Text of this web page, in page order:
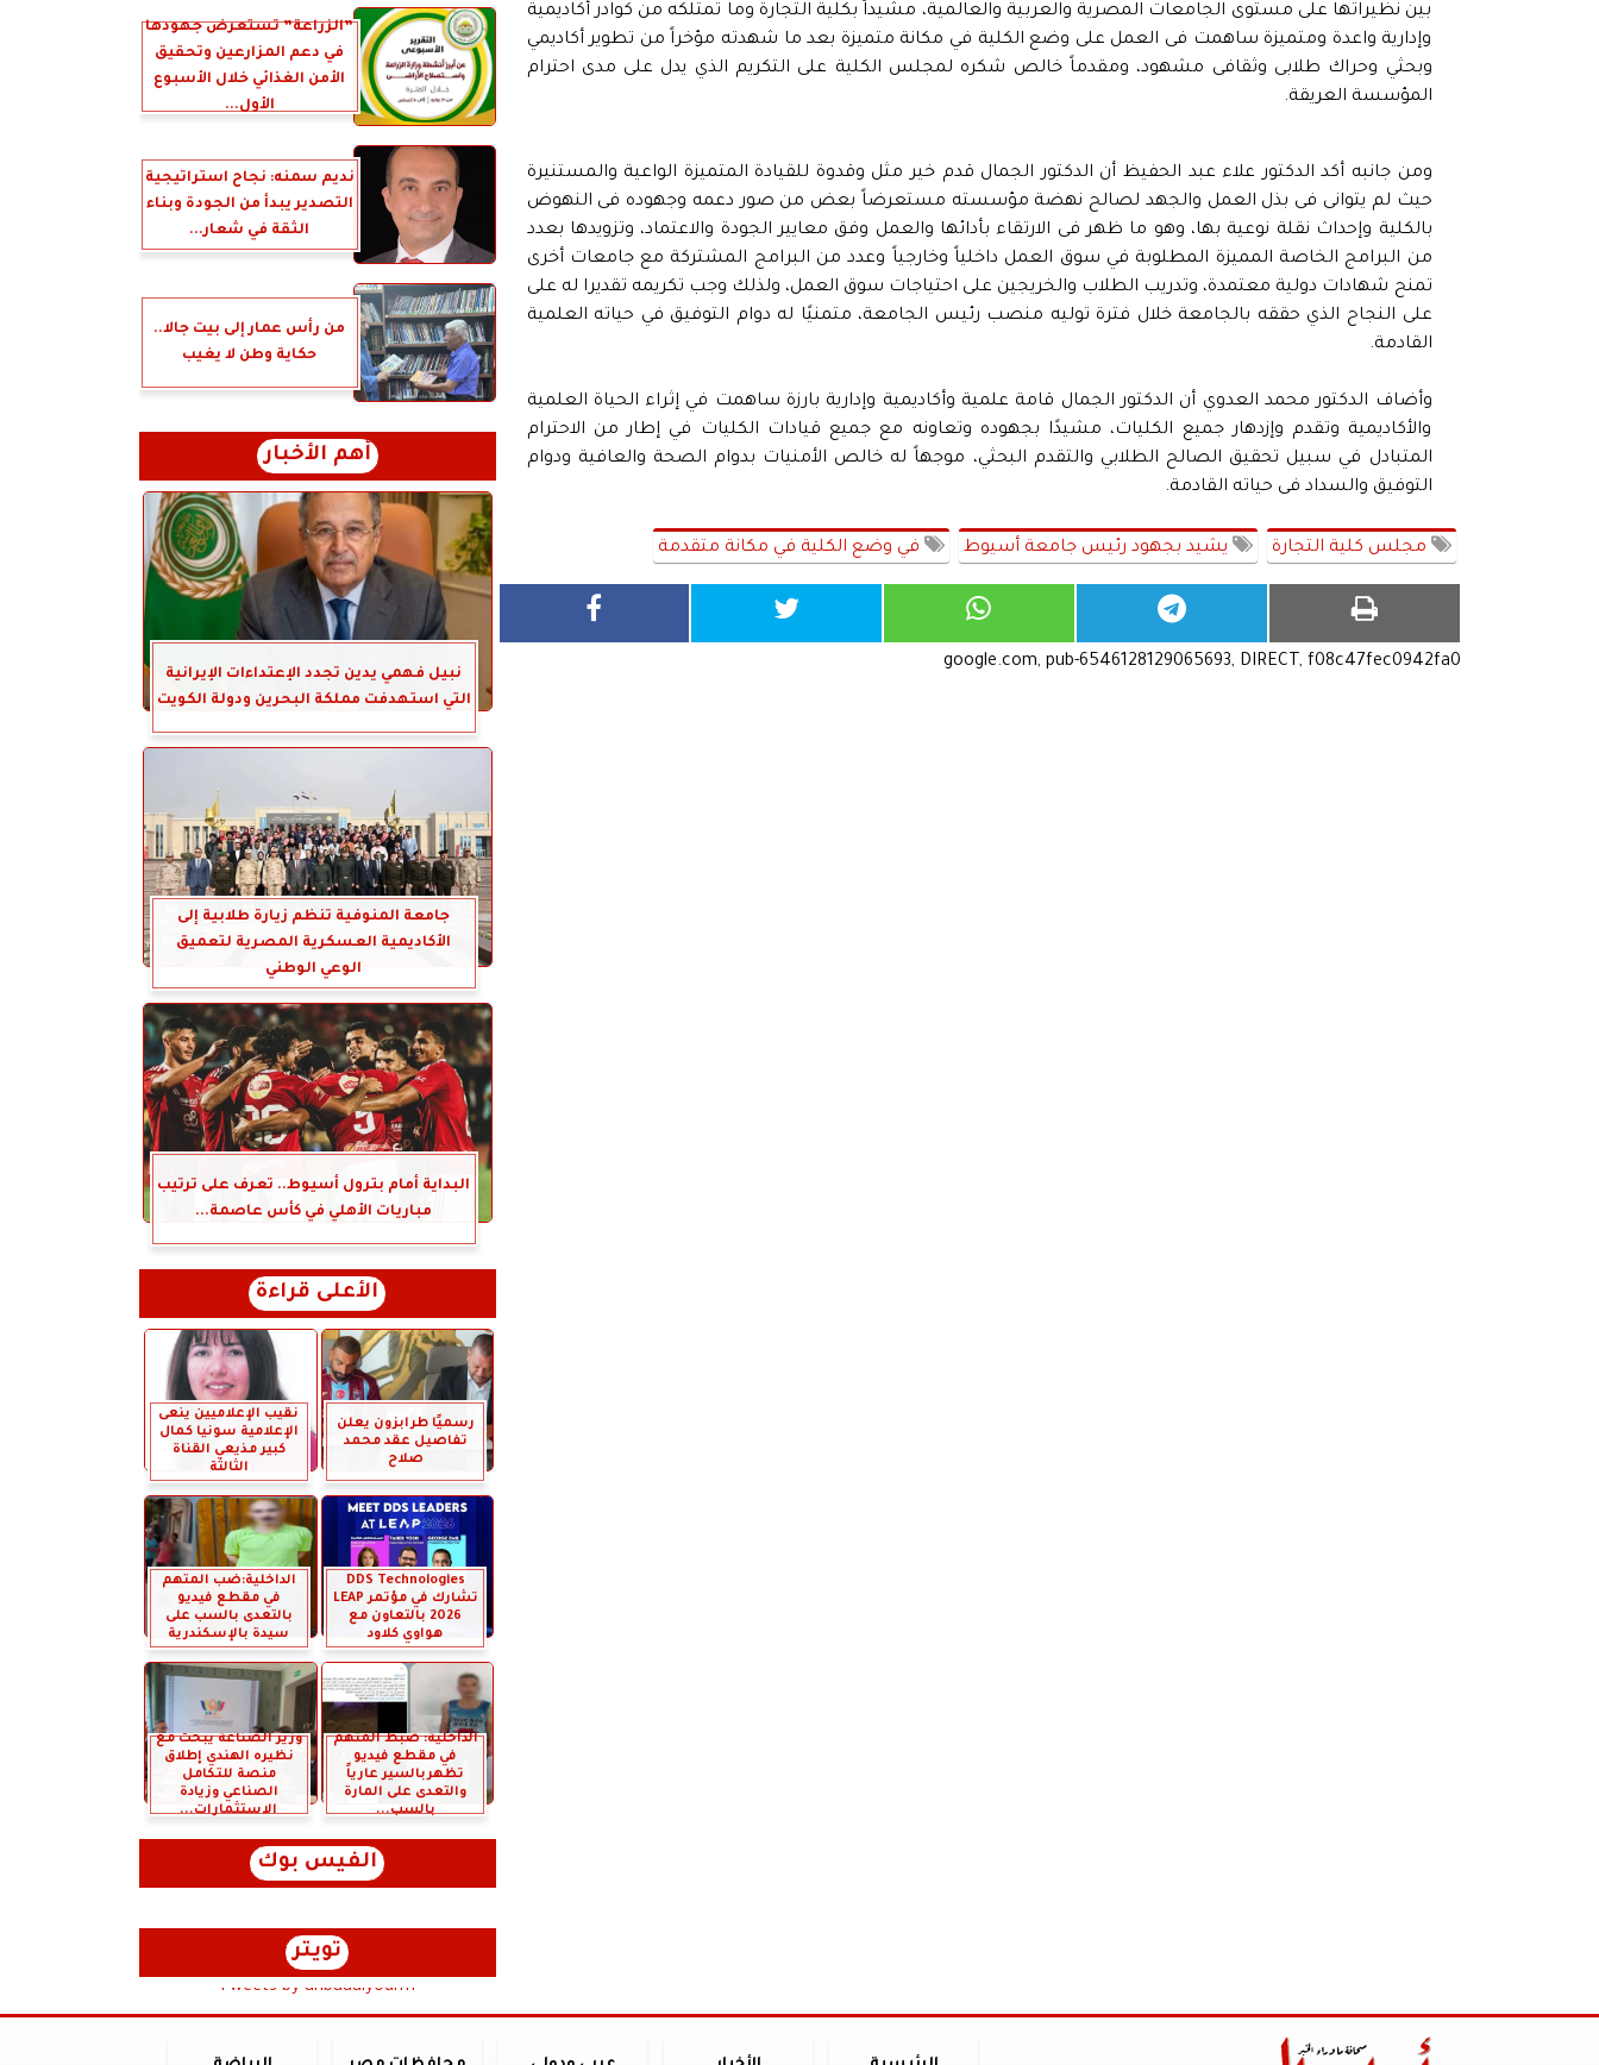
بين نظيراتها على مستوى الجامعات المصرية والعربية والعالمية، مشيداً بكلية التجارة وما تمتلكه من كوادر أكاديمية
وإدارية واعدة ومتميزة ساهمت فى العمل على وضع الكلية في مكانة متميزة بعد ما شهدته مؤخراً من تطوير أكاديمي
وبحثي وحراك طلابى وثقافى مشهود، ومقدماً خالص شكره لمجلس الكلية على التكريم الذي يدل على مدى احترام
المؤسسة العريقة.
ومن جانبه أكد الدكتور علاء عبد الحفيظ أن الدكتور الجمال قدم خير مثل وقدوة للقيادة المتميزة الواعية والمستنيرة
حيث لم يتوانى فى بذل العمل والجهد لصالح نهضة مؤسسته مستعرضاً بعض من صور دعمه وجهوده فى النهوض
بالكلية وإحداث نقلة نوعية بها، وهو ما ظهر فى الارتقاء بأدائها والعمل وفق معايير الجودة والاعتماد، وتزويدها بعدد
من البرامج الخاصة المميزة المطلوبة في سوق العمل داخلياً وخارجياً وعدد من البرامج المشتركة مع جامعات أخرى
تمنح شهادات دولية معتمدة، وتدريب الطلاب والخريجين على احتياجات سوق العمل، ولذلك وجب تكريمه تقديرا له على
على النجاح الذي حققه بالجامعة خلال فترة توليه منصب رئيس الجامعة، متمنيًا له دوام التوفيق في حياته العلمية
القادمة.
وأضاف الدكتور محمد العدوي أن الدكتور الجمال قامة علمية وأكاديمية وإدارية بارزة ساهمت في إثراء الحياة العلمية
والأكاديمية وتقدم وإزدهار جميع الكليات، مشيدًا بجهوده وتعاونه مع جميع قيادات الكليات في إطار من الاحترام
المتبادل في سبيل تحقيق الصالح الطلابي والتقدم البحثي، موجهاً له خالص الأمنيات بدوام الصحة والعافية ودوام
التوفيق والسداد فى حياته القادمة.
مجلس كلية التجارة يشيد بجهود رئيس جامعة أسيوط في وضع الكلية في مكانة متقدمة
google.com, pub-6546128129065693, DIRECT, f08c47fec0942fa0
”الزراعة” تستعرض جهودها
في دعم المزارعين وتحقيق
الأمن الغذائي خلال الأسبوع
الأول...
نديم سمنه: نجاح استراتيجية
التصدير يبدأ من الجودة وبناء
الثقة في شعار...
من رأس عمار إلى بيت جالا..
حكاية وطن لا يغيب
أهم الأخبار
نبيل فهمي يدين تجدد الإعتداءات الإيرانية
التي استهدفت مملكة البحرين ودولة الكويت
جامعة المنوفية تنظم زيارة طلابية إلى
الأكاديمية العسكرية المصرية لتعميق
الوعي الوطني
البداية أمام بترول أسيوط.. تعرف على ترتيب
مباريات الأهلي في كأس عاصمة...
الأعلى قراءة
رسميًا طرابزون يعلن
تفاصيل عقد محمد
صلاح
نقيب الإعلاميين ينعى
الإعلامية سونيا كمال
كبير مذيعي القناة
الثالثة
DDS Technologies
تشارك في مؤتمر LEAP
2026 بالتعاون مع
هواوي كلاود
الداخلية:ضب المتهم
في مقطع فيديو
بالتعدى بالسب على
سيدة بالإسكندرية
الداخلية: ضبط المتهم
في مقطع فيديو
تظهربالسير عارياً
والتعدى على المارة
بالسب...
وزير الصناعة يبحث مع
نظيره الهندي إطلاق
منصة للتكامل
الصناعي وزيادة
الاستثمارات...
الفيس بوك
تويتر
Tweets by anbaaalyoum1